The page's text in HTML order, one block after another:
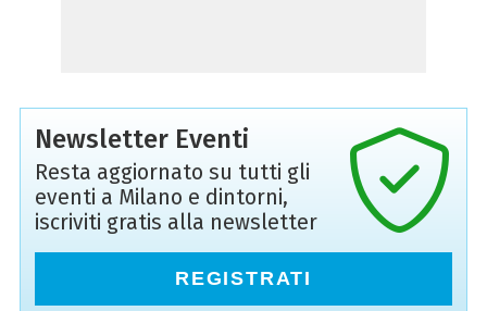
Newsletter Eventi
Resta aggiornato su tutti gli
eventi a Milano e dintorni,
iscriviti gratis alla newsletter
REGISTRATI